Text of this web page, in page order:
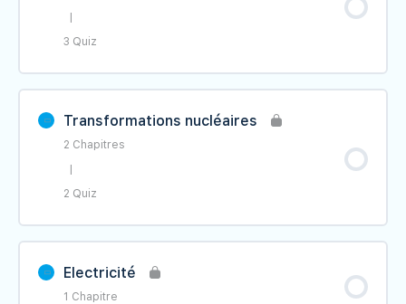
|
3 Quiz
Les ondes mécaniques progressives
périodiques
Transformations nucléaires
2 Chapitres
|
2 Quiz
Electricité
1 Chapitre